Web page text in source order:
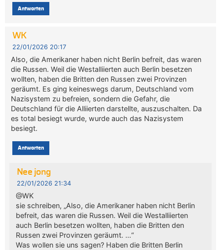
Antworten
WK
22/01/2026 20:17
Also, die Amerikaner haben nicht Berlin befreit, das waren
die Russen. Weil die Westalliierten auch Berlin besetzen
wollten, haben die Britten den Russen zwei Provinzen
geräumt. Es ging keineswegs darum, Deutschland vom
Nazisystem zu befreien, sondern die Gefahr, die
Deutschland für die Alliierten darstellte, auszuschalten. Da
es total besiegt wurde, wurde auch das Nazisystem
besiegt.
Antworten
Nee jong
22/01/2026 21:34
@WK
sie schreiben, „Also, die Amerikaner haben nicht Berlin
befreit, das waren die Russen. Weil die Westalliierten
auch Berlin besetzen wollten, haben die Britten den
Russen zwei Provinzen geräumt. …“
Was wollen sie uns sagen? Haben die Britten Berlin